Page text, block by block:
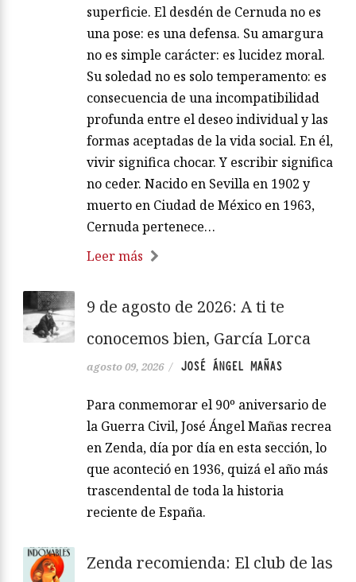
superficie. El desdén de Cernuda no es
una pose: es una defensa. Su amargura
no es simple carácter: es lucidez moral.
Su soledad no es solo temperamento: es
consecuencia de una incompatibilidad
profunda entre el deseo individual y las
formas aceptadas de la vida social. En él,
vivir significa chocar. Y escribir significa
no ceder. Nacido en Sevilla en 1902 y
muerto en Ciudad de México en 1963,
Cernuda pertenece…
Leer más
9 de agosto de 2026: A ti te
conocemos bien, García Lorca
agosto 09, 2026 / JOSÉ ÁNGEL MAÑAS
Para conmemorar el 90º aniversario de
la Guerra Civil, José Ángel Mañas recrea
en Zenda, día por día en esta sección, lo
que aconteció en 1936, quizá el año más
trascendental de toda la historia
reciente de España.
Zenda recomienda: El club de las